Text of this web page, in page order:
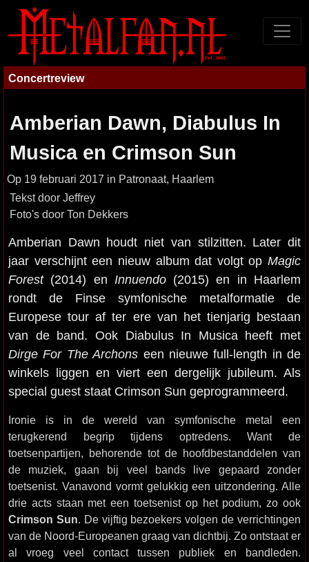
Concertreview
Amberian Dawn, Diabulus In
Musica en Crimson Sun
Op 19 februari 2017 in Patronaat, Haarlem
Tekst door Jeffrey
Foto's door Ton Dekkers
Amberian Dawn houdt niet van stilzitten. Later dit
jaar verschijnt een nieuw album dat volgt op Magic
Forest(2014) en Innuendo(2015) en in Haarlem
rondt de Finse symfonische metalformatie de
Europese tour af ter ere van het tienjarig bestaan
van de band. Ook Diabulus In Musica heeft met
Dirge For The Archons een nieuwe full-length in de
winkels liggen en viert een dergelijk jubileum. Als
special guest staat Crimson Sun geprogrammeerd.
Ironie is in de wereld van symfonische metal een
terugkerend begrip tijdens optredens. Want de
toetsenpartijen, behorende tot de hoofdbestanddelen van
de muziek, gaan bij veel bands live gepaard zonder
toetsenist. Vanavond vormt gelukkig een uitzondering. Alle
drie acts staan met een toetsenist op het podium, zo ook
Crimson Sun. De vijftig bezoekers volgen de verrichtingen
van de Noord-Europeanen graag van dichtbij. Zo ontstaat er
al vroeg veel contact tussen publiek en bandleden.